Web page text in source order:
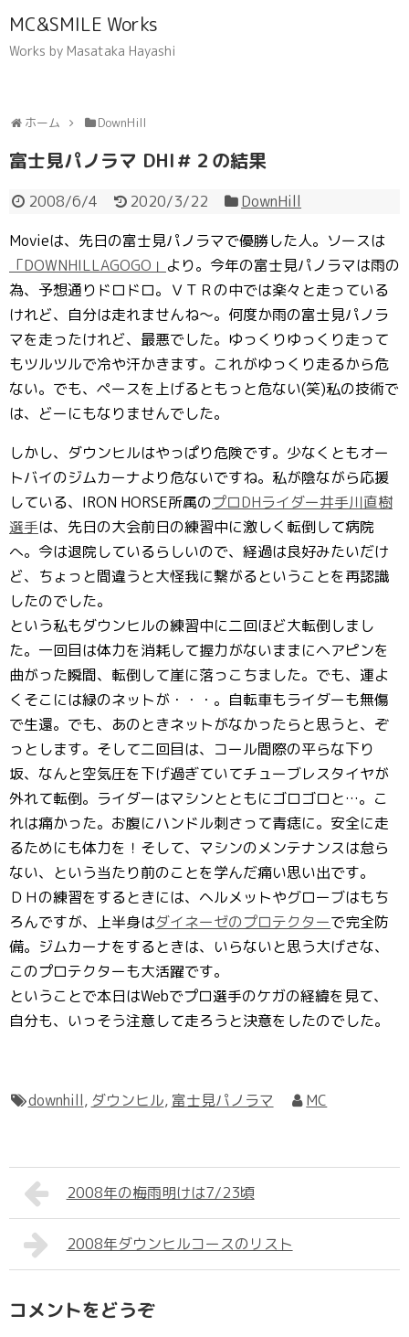
MC&SMILE Works
Works by Masataka Hayashi
ホーム DownHill
富士見パノラマ DHI＃２の結果
2008/6/4 2020/3/22
DownHill
Movieは、先日の富士見パノラマで優勝した人。ソースは
「DOWNHILLAGOGO」 より。今年の富士見パノラマは雨の
為、予想通りドロドロ。ＶＴＲの中では楽々と走っている
けれど、自分は走れませんね～。何度か雨の富士見パノラ
マを走ったけれど、最悪でした。ゆっくりゆっくり走って
もツルツルで冷や汗かきます。これがゆっくり走るから危
ない。でも、ペースを上げるともっと危ない(笑)私の技術で
は、どーにもなりませんでした。
しかし、ダウンヒルはやっぱり危険です。少なくともオー
トバイのジムカーナより危ないですね。私が陰ながら応援
している、IRON HORSE所属のプロDHライダー井手川直樹
選手は、先日の大会前日の練習中に激しく転倒して病院
へ。今は退院しているらしいので、経過は良好みたいだけ
ど、ちょっと間違うと大怪我に繋がるということを再認識
したのでした。
という私もダウンヒルの練習中に二回ほど大転倒しまし
た。一回目は体力を消耗して握力がないままにヘアピンを
曲がった瞬間、転倒して崖に落っこちました。でも、運よ
くそこには緑のネットが・・・。自転車もライダーも無傷
で生還。でも、あのときネットがなかったらと思うと、ぞ
っとします。そして二回目は、コール間際の平らな下り
坂、なんと空気圧を下げ過ぎていてチューブレスタイヤが
外れて転倒。ライダーはマシンとともにゴロゴロと…。こ
れは痛かった。お腹にハンドル刺さって青痣に。安全に走
るためにも体力を！そして、マシンのメンテナンスは怠ら
ない、という当たり前のことを学んだ痛い思い出です。
ＤＨの練習をするときには、ヘルメットやグローブはもち
ろんですが、上半身はダイネーゼのプロテクターで完全防
備。ジムカーナをするときは、いらないと思う大げさな、
このプロテクターも大活躍です。
ということで本日はWebでプロ選手のケガの経緯を見て、
自分も、いっそう注意して走ろうと決意をしたのでした。
downhill, ダウンヒル, 富士見パノラマ MC
2008年の梅雨明けは7/23頃
2008年ダウンヒルコースのリスト
コメントをどうぞ